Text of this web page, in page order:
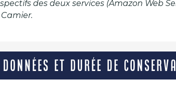
des deux services (Amazon Web
ET DURÉE DE